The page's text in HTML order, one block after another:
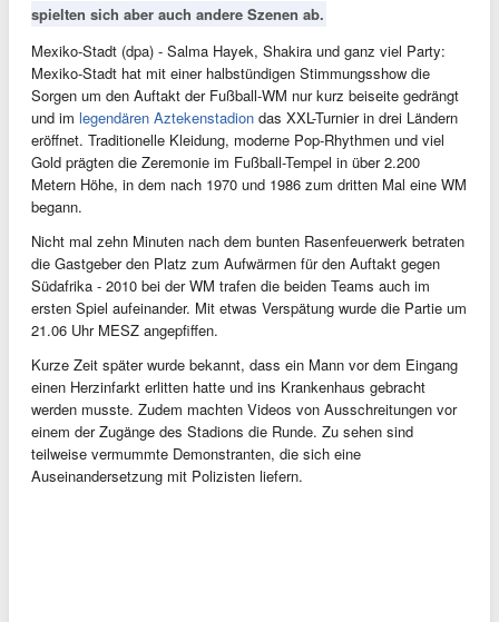
spielten sich aber auch andere Szenen ab.
Mexiko-Stadt (dpa) - Salma Hayek, Shakira und ganz viel Party:
Mexiko-Stadt hat mit einer halbstündigen Stimmungsshow die
Sorgen um den Auftakt der Fußball-WM nur kurz beiseite gedrängt
und im legendären Aztekenstadion das XXL-Turnier in drei Ländern
eröffnet. Traditionelle Kleidung, moderne Pop-Rhythmen und viel
Gold prägten die Zeremonie im Fußball-Tempel in über 2.200
Metern Höhe, in dem nach 1970 und 1986 zum dritten Mal eine WM
begann.
Nicht mal zehn Minuten nach dem bunten Rasenfeuerwerk betraten
die Gastgeber den Platz zum Aufwärmen für den Auftakt gegen
Südafrika - 2010 bei der WM trafen die beiden Teams auch im
ersten Spiel aufeinander. Mit etwas Verspätung wurde die Partie um
21.06 Uhr MESZ angepfiffen.
Kurze Zeit später wurde bekannt, dass ein Mann vor dem Eingang
einen Herzinfarkt erlitten hatte und ins Krankenhaus gebracht
werden musste. Zudem machten Videos von Ausschreitungen vor
einem der Zugänge des Stadions die Runde. Zu sehen sind
teilweise vermummte Demonstranten, die sich eine
Auseinandersetzung mit Polizisten liefern.